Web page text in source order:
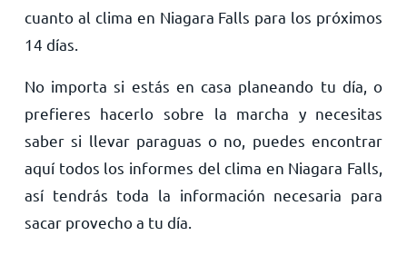
cuanto al clima en Niagara Falls para los próximos
14 días.
No importa si estás en casa planeando tu día, o
prefieres hacerlo sobre la marcha y necesitas
saber si llevar paraguas o no, puedes encontrar
aquí todos los informes del clima en Niagara Falls,
así tendrás toda la información necesaria para
sacar provecho a tu día.